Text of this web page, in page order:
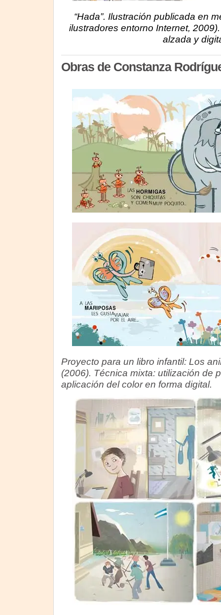
“Hada”. Ilustración publicada en
ilustradores entorno Internet,
alzada y
Obras de Constanza
Proyecto para un libro infantil: Los
(2006). Técnica mixta: utilización de
aplicación del color en forma digital.